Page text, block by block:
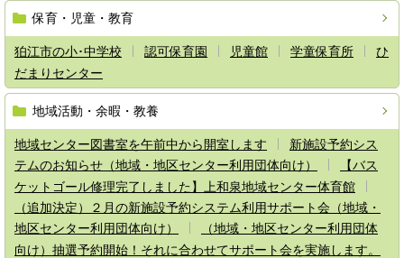
保育・児童・教育
狛江市の小･中学校 認可保育園 児童館 学童保育所
ひ
だまりセンター
地域活動・余暇・教養
地域センター図書室を午前中から開室します
新施設予約シス
テムのお知らせ（地域・地区センター利用団体向け）
【バス
ケットゴール修理完了しました】上和泉地域センター体育館
（追加決定）２月の新施設予約システム利用サポート会（地域・
地区センター利用団体向け）
（地域・地区センター利用団体
向け）抽選予約開始！それに合わせてサポート会を実施します。